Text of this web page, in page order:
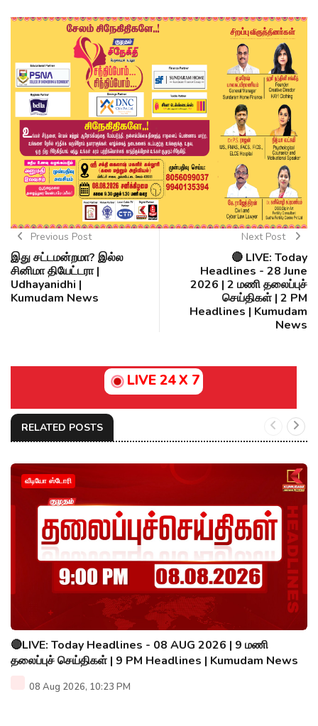
Previous Post
இது சட்டமன்றமா? இல்ல
சினிமா தியேட்டரா |
Udhayanidhi |
Kumudam News
Next Post
🔴 LIVE: Today
Headlines - 28 June
2026 | 2 மணி தலைப்புச்
செய்திகள் | 2 PM
Headlines | Kumudam
News
LIVE 24 X 7
RELATED POSTS
வீடியோ ஸ்டோரி
🔴LIVE: Today Headlines - 08 AUG 2026 | 9 மணி
தலைப்புச் செய்திகள் | 9 PM Headlines | Kumudam News
08 Aug 2026, 10:23 PM